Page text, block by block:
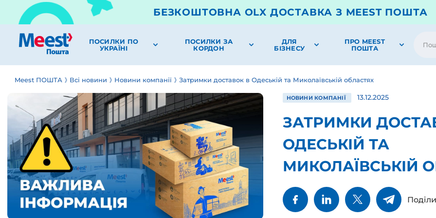
БЕЗКОШТОВНА OLX ДОСТАВКА З MEEST ПОШТА
ПОСИЛКИ ПО
УКРАЇНІ
ПОСИЛКИ ЗА
КОРДОН
ДЛЯ
БІЗНЕСУ
ПРО MEEST
ПОШТА
Meest ПОШТА Всі новини Новини компанії Затримки доставок в Одеській та Миколаївській областях
НОВИНИ КОМПАНІЇ 13.12.2025
ЗАТРИМКИ
ОДЕСЬКІЙ ТА
МИКОЛАЇВСЬКІЙ